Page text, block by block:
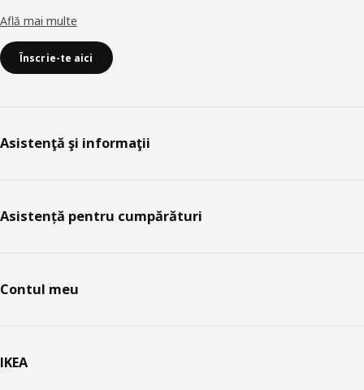
Află mai multe
Înscrie-te aici
Asistenţă şi informaţii
Asistență pentru cumpărături
Contul meu
IKEA